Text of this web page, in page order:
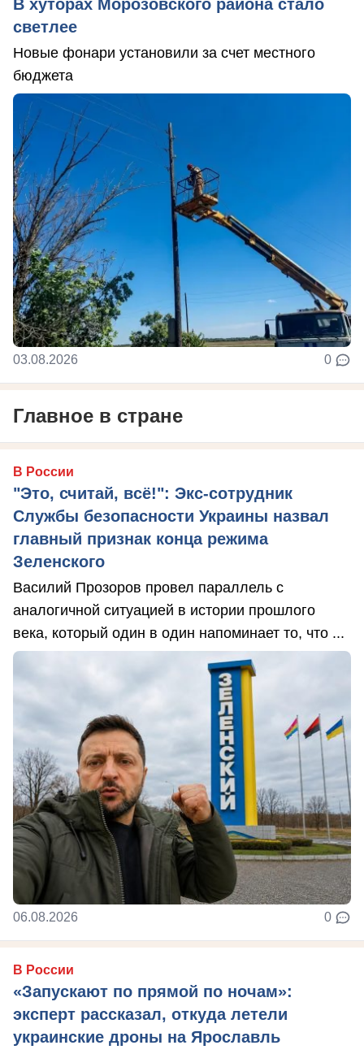
В хуторах Морозовского района стало
светлее
Новые фонари установили за счет местного
бюджета
03.08.2026 0
Главное в стране
В России
"Это, считай, всё!": Экс-сотрудник
Службы безопасности Украины назвал
главный признак конца режима
Зеленского
Василий Прозоров провел параллель с
аналогичной ситуацией в истории прошлого
века, который один в один напоминает то, что ...
06.08.2026 0
В России
«Запускают по прямой по ночам»:
эксперт рассказал, откуда летели
украинские дроны на Ярославль